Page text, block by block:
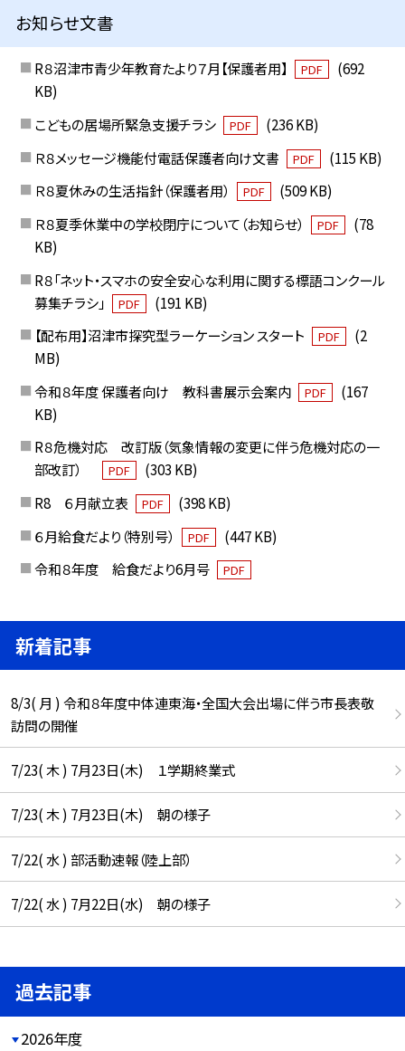
お知らせ文書
R８沼津市青少年教育たより７月【保護者用】 PDF
(692
KB)
こどもの居場所緊急支援チラシ
PDF
(236 KB)
Ｒ８メッセージ機能付電話保護者向け文書
PDF
(115 KB)
Ｒ８夏休みの生活指針（保護者用）
PDF
(509 KB)
Ｒ８夏季休業中の学校閉庁について（お知らせ）
PDF
(78
KB)
R８「ネット・スマホの安全安心な利用に関する標語コンクール
募集チラシ」
PDF
(191 KB)
【配布用】沼津市探究型ラーケーション スタート
PDF
(2
MB)
令和８年度 保護者向け 教科書展示会案内
PDF
(167
KB)
R８危機対応 改訂版（気象情報の変更に伴う危機対応の一
部改訂）
PDF
(303 KB)
R8 ６月献立表
PDF
(398 KB)
６月給食だより（特別号）
PDF
(447 KB)
令和８年度 給食だより6月号
PDF
新着記事
8/3( 月 ) 令和８年度中体連東海・全国大会出場に伴う市長表敬
訪問の開催
7/23( 木 ) 7月23日(木) １学期終業式
7/23( 木 ) 7月23日(木) 朝の様子
7/22( 水 ) 部活動速報（陸上部）
7/22( 水 ) 7月22日(水) 朝の様子
過去記事
2026年度